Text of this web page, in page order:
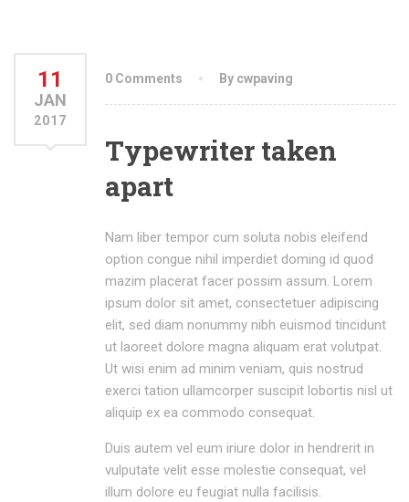
11
JAN
2017
0 Comments By cwpaving
Typewriter taken
apart
Nam liber tempor cum soluta nobis eleifend
option congue nihil imperdiet doming id quod
mazim placerat facer possim assum. Lorem
ipsum dolor sit amet, consectetuer adipiscing
elit, sed diam nonummy nibh euismod tincidunt
ut laoreet dolore magna aliquam erat volutpat.
Ut wisi enim ad minim veniam, quis nostrud
exerci tation ullamcorper suscipit lobortis nisl ut
aliquip ex ea commodo consequat.
Duis autem vel eum iriure dolor in hendrerit in
vulputate velit esse molestie consequat, vel
illum dolore eu feugiat nulla facilisis.